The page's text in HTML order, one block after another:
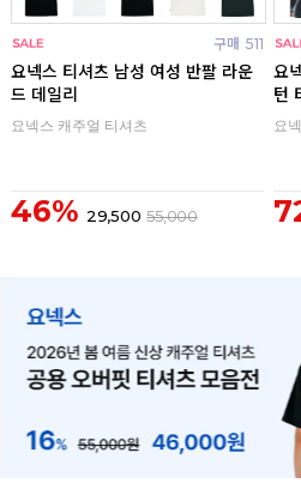
구매 511
요넥스 티셔츠 남성 여성 반팔 라운
드 데일리
요넥스 캐주얼 티셔츠
46% 29,500 55,000
요
턴
요